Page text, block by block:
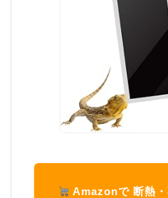
Amazonで 断熱